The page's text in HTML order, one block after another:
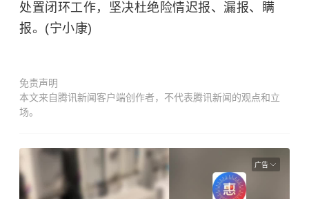
处置闭环工作，坚决杜绝险情迟报、漏报、瞒
报。(宁小康)
免责声明
本文来自腾讯新闻客户端创作者，不代表腾讯新闻的观点和立
场。
广告